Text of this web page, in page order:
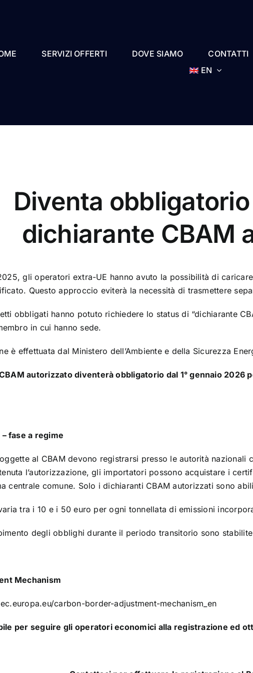
SERVIZI OFFERTI DOVE SIAMO CONTATTI
EN
Diventa
dichiarante CBAM
gli operatori extra-UE hanno avuto la possibilità di
Questo approccio eviterà la necessità di trasmettere
obbligati hanno potuto richiedere lo status di “dichiarante
in cui hanno sede.
è effettuata dal Ministero dell’Ambiente e della Sicurezza
autorizzato diventerà obbligatorio dal 1° gennaio
fase a regime
al CBAM devono registrarsi presso le autorità nazionali
l’autorizzazione, gli importatori possono acquistare i
centrale comune. Solo i dichiaranti CBAM autorizzati sono
tra i 10 e i 50 euro per ogni tonnellata di emissioni
degli obblighi durante il periodo transitorio sono
Mechanism
carbon-border-adjustment-mechanism_en
per seguire gli operatori economici alla registrazione ed